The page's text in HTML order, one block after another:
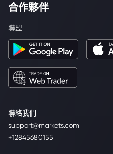
聯絡我們
support@markets.com
+12845680155
合作夥伴
聯盟